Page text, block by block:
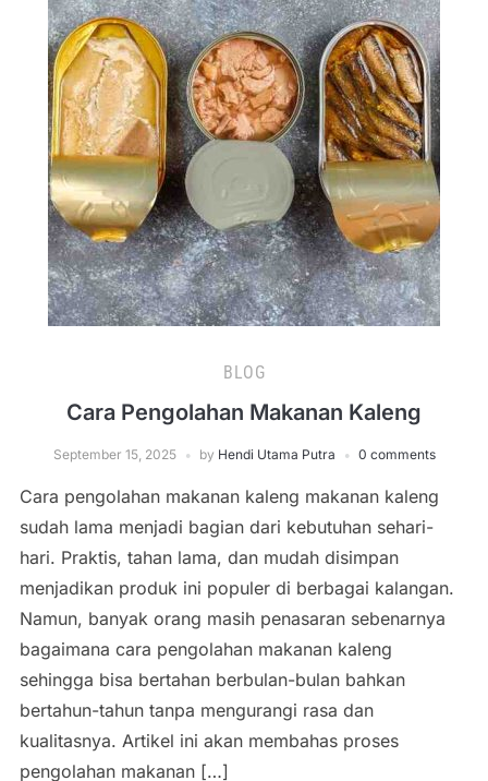
BLOG
Cara Pengolahan Makanan Kaleng
September 15, 2025 by Hendi Utama Putra 0 comments
Cara pengolahan makanan kaleng makanan kaleng
sudah lama menjadi bagian dari kebutuhan sehari-
hari. Praktis, tahan lama, dan mudah disimpan
menjadikan produk ini populer di berbagai kalangan.
Namun, banyak orang masih penasaran sebenarnya
bagaimana cara pengolahan makanan kaleng
sehingga bisa bertahan berbulan-bulan bahkan
bertahun-tahun tanpa mengurangi rasa dan
kualitasnya. Artikel ini akan membahas proses
pengolahan makanan […]